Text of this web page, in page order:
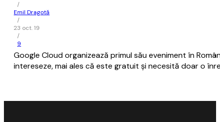
/
Emil Dragotă
/
23 oct. 19
/
9
Google Cloud organizează primul său eveniment în
intereseze, mai ales că este gratuit și necesită doar o